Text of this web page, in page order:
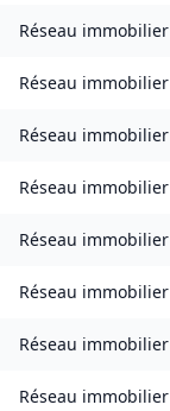
Réseau immobilier
Réseau immobilier
Réseau immobilier
Réseau immobilier
Réseau immobilier
Réseau immobilier
Réseau immobilier
Réseau immobilier